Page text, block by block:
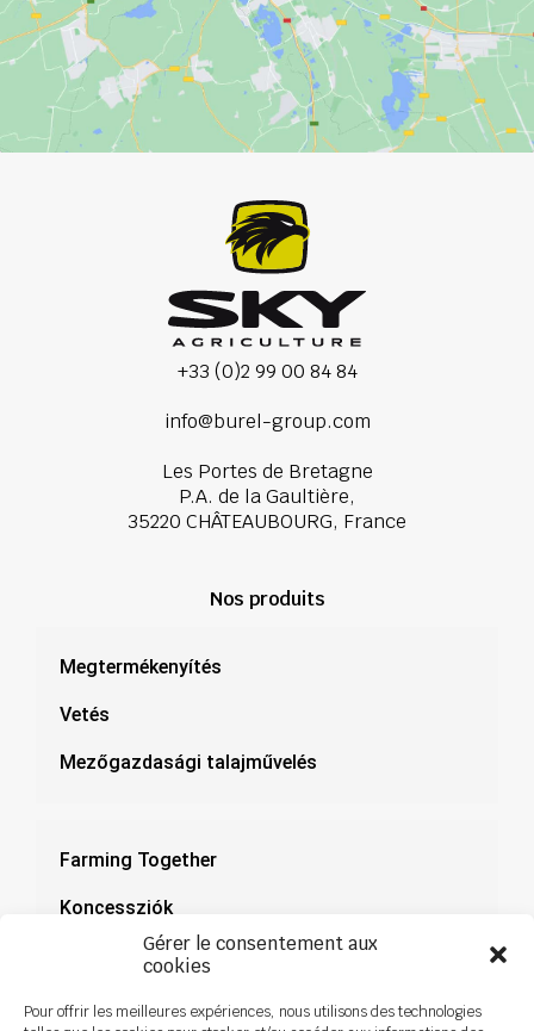
Gérer le consentement aux
cookies
Pour offrir les meilleures expériences, nous utilisons des technologies
+33 (0)2 99 00 84 84
info@burel-group.com
Les Portes de Bretagne
P.A. de la Gaultière,
35220 CHÂTEAUBOURG, France
Nos produits
Megtermékenyítés
Vetés
Mezőgazdasági talajművelés
Farming Together
Koncessziók
Dokumentáció
Hírek